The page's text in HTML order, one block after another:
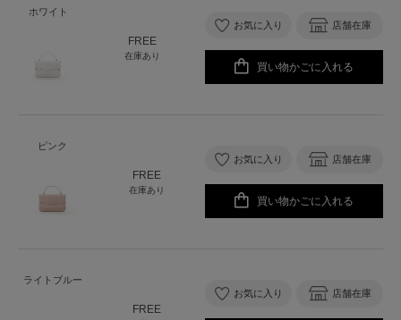
ホワイト
FREE
在庫あり
お気に入り 店舗在庫
買い物かごに入れる
ピンク
FREE
在庫あり
お気に入り 店舗在庫
買い物かごに入れる
ライトブルー
FREE
お気に入り 店舗在庫